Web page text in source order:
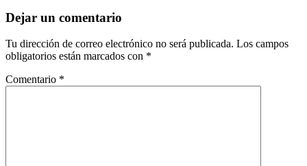
Dejar un comentario
Tu dirección de correo electrónico no será publicada. Los campos
obligatorios están marcados con *
Comentario *